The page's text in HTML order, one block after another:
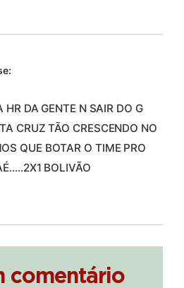
HR DA GENTE N SAIR DO G
CRUZ TÃO CRESCENDO NO
QUE BOTAR O TIME PRO
BOLIVÃO
comentário